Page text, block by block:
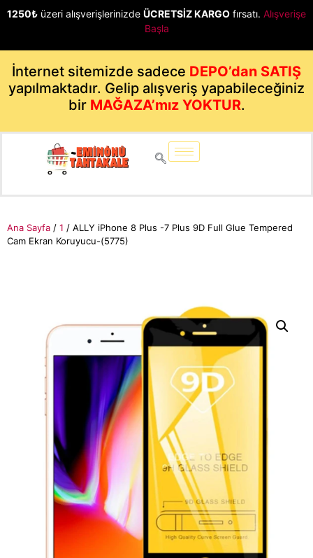
1250₺ üzeri alışverişlerinizde ÜCRETSİZ KARGO fırsatı. Alışverişe
Başla
İnternet sitemizde sadece DEPO’dan SATIŞ
yapılmaktadır. Gelip alışveriş yapabileceğiniz
bir MAĞAZA’mız YOKTUR.
Ana Sayfa / 1 / ALLY iPhone 8 Plus -7 Plus 9D Full Glue Tempered
Cam Ekran Koruyucu-(5775)